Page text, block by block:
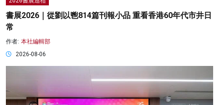
書展2026｜從劉以鬯814篇刊報小品 重看香港60年代市井日
常
作者: 本社編輯部
2026-08-06